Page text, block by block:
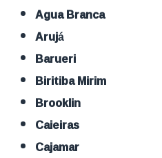
Agua Branca
Arujá
Barueri
Biritiba Mirim
Brooklin
Caieiras
Cajamar